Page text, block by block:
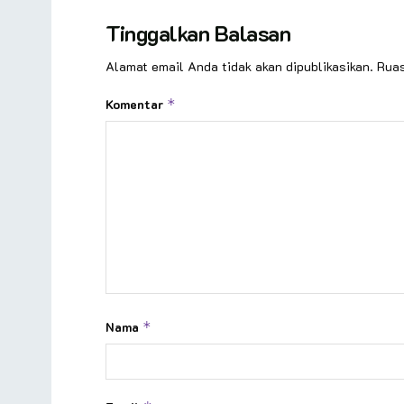
Tinggalkan Balasan
Alamat email Anda tidak akan dipublikasikan.
Komentar *
Nama *